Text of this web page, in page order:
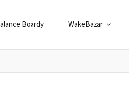
Boardy WakeBazar